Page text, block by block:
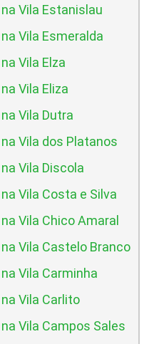
Vila Estanislau
Vila Esmeralda
Vila Elza
Vila Eliza
Vila Dutra
Vila dos Platanos
Vila Discola
Vila Costa e Silva
Vila Chico Amaral
Vila Castelo Branco
Vila Carminha
Vila Carlito
Vila Campos Sales